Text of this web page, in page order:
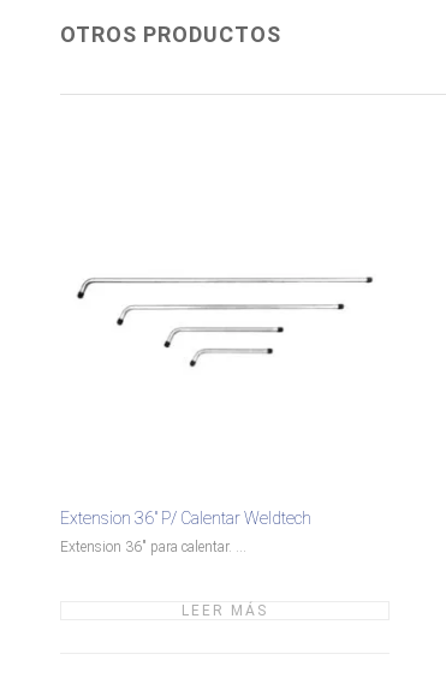
OTROS PRODUCTOS
Extension 36″ P/ Calentar Weldtech
Extension 36" para calentar. ...
LEER MÁS